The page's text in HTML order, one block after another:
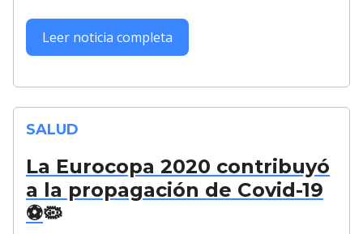
Leer noticia completa
SALUD
La Eurocopa 2020 contribuyó
a la propagación de Covid-19
⚽️🦠